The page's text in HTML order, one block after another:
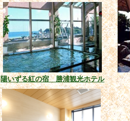
陽いずる紅の宿 勝浦観光ホテル